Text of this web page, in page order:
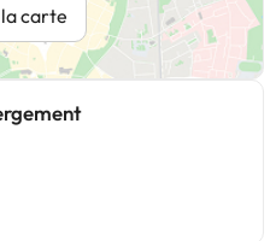
carte